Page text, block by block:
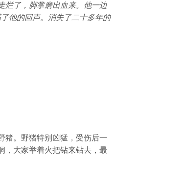
烂了，脚掌磨出血来。他一边
他的回声。消失了二十多年的
猪。野猪特别凶猛，受伤后一
，大家举着火把钻来钻去，最